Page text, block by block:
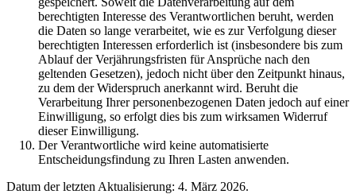
berechtigten Interesse des Verantwortlichen beruht, werden
die Daten so lange verarbeitet, wie es zur Verfolgung dieser
berechtigten Interessen erforderlich ist (insbesondere bis zum
Ablauf der Verjährungsfristen für Ansprüche nach den
geltenden Gesetzen), jedoch nicht über den Zeitpunkt hinaus,
zu dem der Widerspruch anerkannt wird. Beruht die
Verarbeitung Ihrer personenbezogenen Daten jedoch auf einer
Einwilligung, so erfolgt dies bis zum wirksamen Widerruf
dieser Einwilligung.
Der Verantwortliche wird keine automatisierte
Entscheidungsfindung zu Ihren Lasten anwenden.
Datum der letzten Aktualisierung: 4. März 2026.